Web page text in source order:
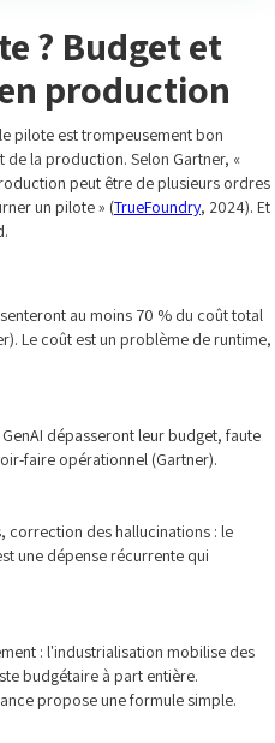
? Budget et
production
pilote est trompeusement bon
de la production. Selon Gartner, «
peut être de plusieurs ordres
un pilote » (TrueFoundry, 2024). Et
au moins 70 % du coût total
Le coût est un problème de runtime,
dépasseront leur budget, faute
faire opérationnel (Gartner).
correction des hallucinations : le
une dépense récurrente qui
: l'industrialisation mobilise des
budgétaire à part entière.
propose une formule simple.